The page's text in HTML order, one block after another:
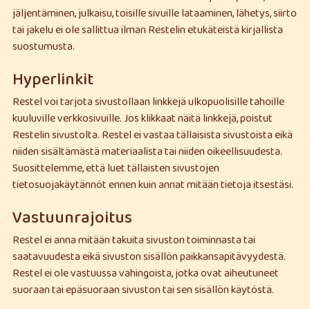
jäljentäminen, julkaisu, toisille sivuille lataaminen, lähetys, siirto
tai jakelu ei ole sallittua ilman Restelin etukäteistä kirjallista
suostumusta.
Hyperlinkit
Restel voi tarjota sivustollaan linkkejä ulkopuolisille tahoille
kuuluville verkkosivuille. Jos klikkaat näitä linkkejä, poistut
Restelin sivustolta. Restel ei vastaa tällaisista sivustoista eikä
niiden sisältämästä materiaalista tai niiden oikeellisuudesta.
Suosittelemme, että luet tällaisten sivustojen
tietosuojakäytännöt ennen kuin annat mitään tietoja itsestäsi.
Vastuunrajoitus
Restel ei anna mitään takuita sivuston toiminnasta tai
saatavuudesta eikä sivuston sisällön paikkansapitävyydestä.
Restel ei ole vastuussa vahingoista, jotka ovat aiheutuneet
suoraan tai epäsuoraan sivuston tai sen sisällön käytöstä.